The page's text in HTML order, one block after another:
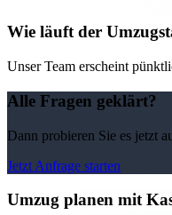
Wie läuft der
Unser Team erscheint
Alle Fragen geklärt?
Dann probieren Sie es jetzt
Jetzt Anfrage starten
Umzug planen mit